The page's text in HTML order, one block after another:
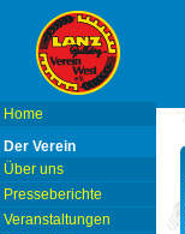
Home
Der Verein
Über uns
Presseberichte
Veranstaltungen